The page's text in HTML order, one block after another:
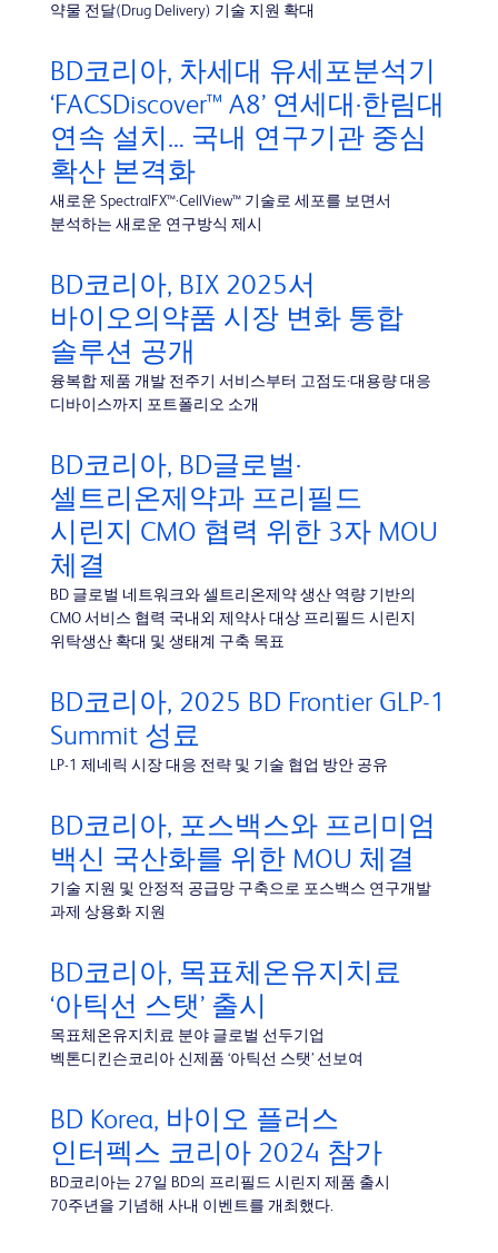
약물 전달(Drug Delivery) 기술 지원 확대
BD코리아, 차세대 유세포분석기
‘FACSDiscover™ A8’ 연세대·한림대
연속 설치… 국내 연구기관 중심
확산 본격화
새로운 SpectralFX™·CellView™ 기술로 세포를 보면서
분석하는 새로운 연구방식 제시
BD코리아, BIX 2025서
바이오의약품 시장 변화 통합
솔루션 공개
융복합 제품 개발 전주기 서비스부터 고점도·대용량 대응
디바이스까지 포트폴리오 소개
BD코리아, BD글로벌·
셀트리온제약과 프리필드
시린지 CMO 협력 위한 3자 MOU
체결
BD 글로벌 네트워크와 셀트리온제약 생산 역량 기반의
CMO 서비스 협력 국내외 제약사 대상 프리필드 시린지
위탁생산 확대 및 생태계 구축 목표
BD코리아, 2025 BD Frontier GLP-1
Summit 성료
LP-1 제네릭 시장 대응 전략 및 기술 협업 방안 공유
BD코리아, 포스백스와 프리미엄
백신 국산화를 위한 MOU 체결
기술 지원 및 안정적 공급망 구축으로 포스백스 연구개발
과제 상용화 지원
BD코리아, 목표체온유지치료
‘아틱선 스탯’ 출시
목표체온유지치료 분야 글로벌 선두기업
벡톤디킨슨코리아 신제품 ‘아틱선 스탯’ 선보여
BD Korea, 바이오 플러스
인터펙스 코리아 2024 참가
BD코리아는 27일 BD의 프리필드 시린지 제품 출시
70주년을 기념해 사내 이벤트를 개최했다.